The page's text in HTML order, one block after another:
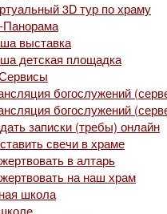
3D тур по храму
Панорама
выставка
детская площадка
богослужений
богослужений
записки (требы) онлайн
свечи в храме
в алтарь
на наш храм
школа